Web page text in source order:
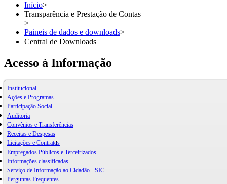
Início>
Transparência e Prestação de Contas
>
Paineis de dados e downloads>
Central de Downloads
Acesso à Informação
Institucional
Ações e Programas
Participação Social
Auditoria
Convênios e Transferências
Receitas e Despesas
Licitações e Contratos
Empregados Públicos e Terceirizados
Informações classificadas
Serviço de Informação ao Cidadão - SIC
Perguntas Frequentes